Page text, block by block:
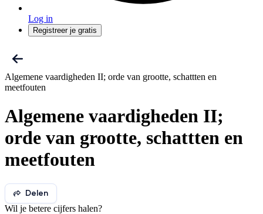
Log in
Registreer je gratis
Algemene vaardigheden II; orde van grootte, schattten en
meetfouten
Algemene vaardigheden II;
orde van grootte, schattten en
meetfouten
Delen
Wil je betere cijfers halen?